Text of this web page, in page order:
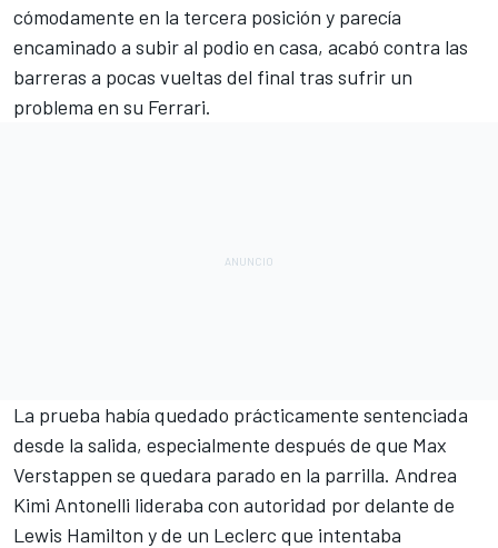
cómodamente en la tercera posición y parecía
encaminado a subir al podio en casa, acabó contra las
barreras a pocas vueltas del final tras sufrir un
problema en su Ferrari.
La prueba había quedado prácticamente sentenciada
desde la salida, especialmente después de que Max
Verstappen se quedara parado en la parrilla. Andrea
Kimi Antonelli lideraba con autoridad por delante de
Lewis Hamilton y de un Leclerc que intentaba